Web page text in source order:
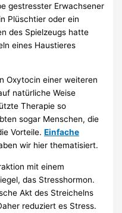
gestresster Erwachsener
Plüschtier oder ein
des Spielzeugs hatte
eines Haustieres
Oxytocin einer weiteren
natürliche Weise
Therapie so
sogar Menschen, die
Vorteile.Einfache
wir hier thematisiert.
mit einem
das Stresshormon.
Akt des Streichelns
reduziert es Stress.